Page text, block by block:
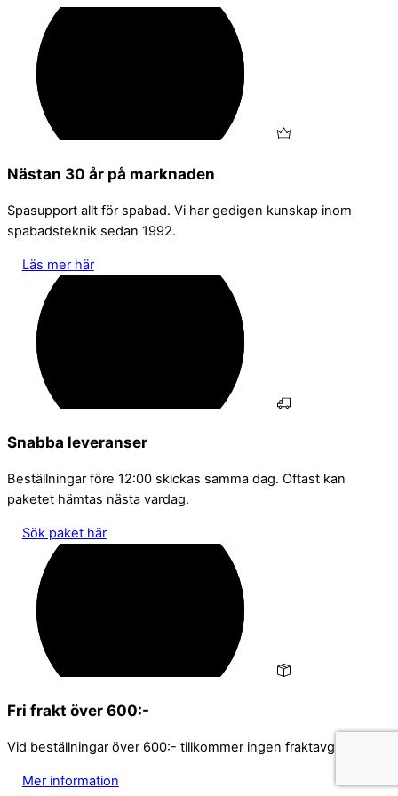
content
Nästan 30 år på marknaden
Spasupport allt för spabad. Vi har gedigen kunskap inom
spabadsteknik sedan 1992.
Läs mer här
Snabba leveranser
Beställningar före 12:00 skickas samma dag. Oftast kan
paketet hämtas nästa vardag.
Sök paket här
Fri frakt över 600:-
Vid beställningar över 600:- tillkommer ingen fraktavgift
Mer information